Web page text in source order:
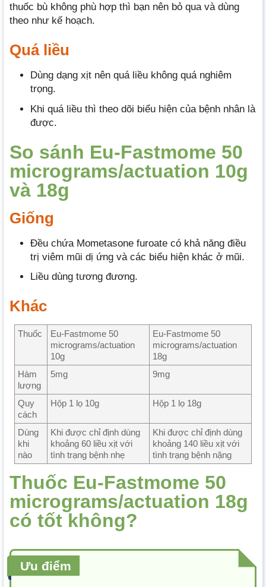
thuốc bù không phù hợp thì bạn nên bỏ qua và dùng
theo như kế hoạch.
Quá liều
Dùng dạng xịt nên quá liều không quá nghiêm
trọng.
Khi quá liều thì theo dõi biểu hiện của bệnh nhân là
được.
So sánh Eu-Fastmome 50
micrograms/actuation 10g
và 18g
Giống
Đều chứa Mometasone furoate có khả năng điều
trị viêm mũi dị ứng và các biểu hiện khác ở mũi.
Liều dùng tương đương.
Khác
Thuốc
Eu-Fastmome 50
micrograms/actuation
10g
Eu-Fastmome 50
micrograms/actuation
18g
Hàm
lượng
5mg 9mg
Quy
cách
Hộp 1 lọ 10g Hộp 1 lọ 18g
Dùng
khi
nào
Khi được chỉ định dùng
khoảng 60 liều xịt với
tình trạng bệnh nhẹ
Khi được chỉ định dùng
khoảng 140 liều xịt với
tình trạng bệnh nặng
Thuốc Eu-Fastmome 50
micrograms/actuation 18g
có tốt không?
Ưu điểm